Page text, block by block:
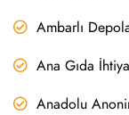
Ambarlı
Ana Gıda
Anadolu